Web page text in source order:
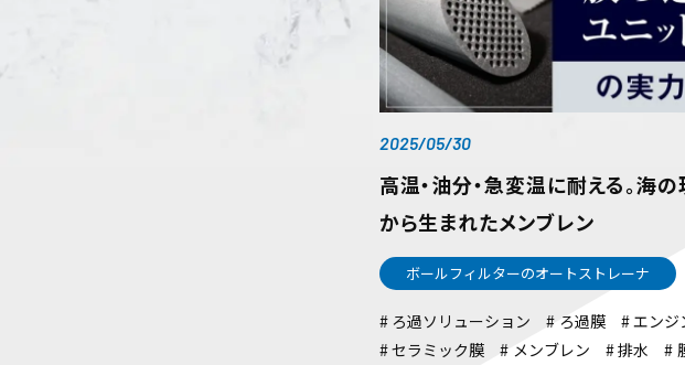
2025/05/30
高温・油分・急変温に耐える。海
から生まれたメンブレン
ボールフィルターのオートストレーナ
ろ過ソリューション ろ過膜
エンジ
セラミック膜
メンブレン 排水